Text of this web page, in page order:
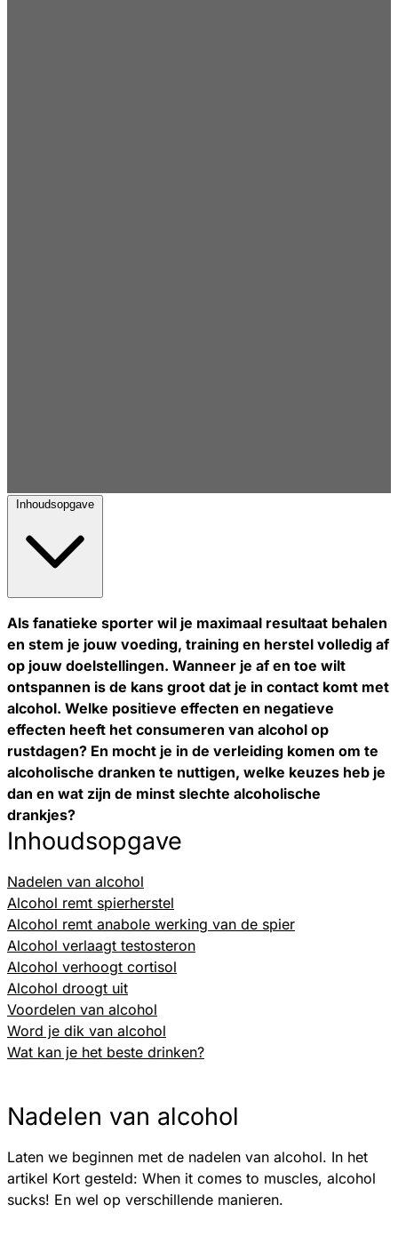
Inhoudsopgave
Als fanatieke sporter wil je maximaal resultaat behalen
en stem je jouw voeding, training en herstel volledig af
op jouw doelstellingen. Wanneer je af en toe wilt
ontspannen is de kans groot dat je in contact komt met
alcohol. Welke positieve effecten en negatieve
effecten heeft het consumeren van alcohol op
rustdagen? En mocht je in de verleiding komen om te
alcoholische dranken te nuttigen, welke keuzes heb je
dan en wat zijn de minst slechte alcoholische
drankjes?
Inhoudsopgave
Nadelen van alcohol
Alcohol remt spierherstel
Alcohol remt anabole werking van de spier
Alcohol verlaagt testosteron
Alcohol verhoogt cortisol
Alcohol droogt uit
Voordelen van alcohol
Word je dik van alcohol
Wat kan je het beste drinken?
Nadelen van alcohol
Laten we beginnen met de nadelen van alcohol. In het
artikel Kort gesteld: When it comes to muscles, alcohol
sucks! En wel op verschillende manieren.